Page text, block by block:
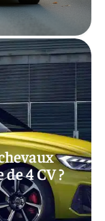
4 CV ?